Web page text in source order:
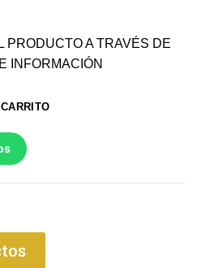
PRODUCTO A TRAVÉS DE
INFORMACIÓN